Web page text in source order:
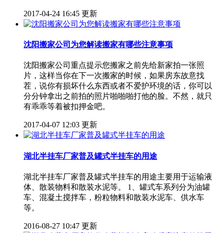
2017-04-24 16:45 更新
沈阳搬家公司为您解读搬家有哪些注意事项
沈阳搬家公司重点提示您搬家之前先给新家拍一张照
片，这样当你在下一次搬家的时候，如果房东故意找
茬，说你有损坏什么东西或者不爱护环境的话，你可以
分分钟拿出之前拍的照片啪啪啪打他的脸。不然，就只
有乖乖等着被扣押金吧。
2017-04-07 12:03 更新
湖北半挂车厂家普及罐式半挂车的用途
湖北半挂车厂家普及罐式半挂车的用途主要用于运输液
体、散装物料和散装水泥等。 1、罐式车系列分为油罐
车、混凝土搅拌车，粉粒物料和散装水泥车、供水车
等。
2016-08-27 10:47 更新